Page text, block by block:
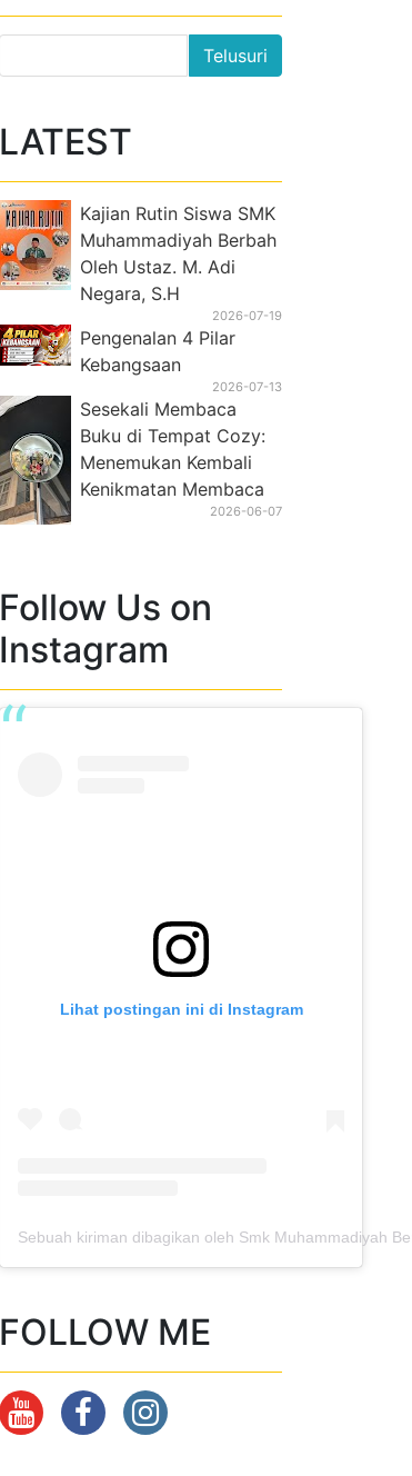
LATEST
Kajian Rutin Siswa SMK
Muhammadiyah Berbah
Oleh Ustaz. M. Adi
Negara, S.H
2026-07-19
Pengenalan 4 Pilar
Kebangsaan
2026-07-13
Sesekali Membaca
Buku di Tempat Cozy:
Menemukan Kembali
Kenikmatan Membaca
2026-06-07
Follow Us on
Instagram
Lihat postingan ini di Instagram
Sebuah kiriman dibagikan oleh Smk Muhammadiyah
FOLLOW ME